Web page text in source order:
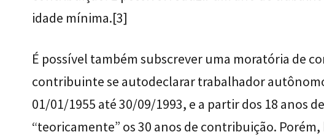
idade mínima.[3]
É possível também subscrever uma moratória de
contribuinte se autodeclarar trabalhador
01/01/1955 até 30/09/1993, e a partir dos 18 anos
“teoricamente” os 30 anos de contribuição.